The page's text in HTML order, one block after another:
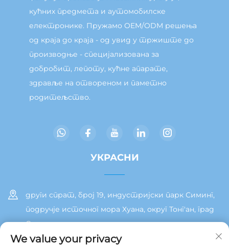
кућних предмета и аутомобилске
електронике. Пружамо OEM/ODM решења
од краја до краја - од увид у тржиште до
производње - специјализована за
добробит, лепоту, кућне апарате,
здравље на отвореном и паметно
родитељство.
УКРАСНИ
други спрат, број 19, индустријски парк Симинг,
подручје источног мора Хуана, округ Тонг'ан, град
Сиамен
We value your privacy